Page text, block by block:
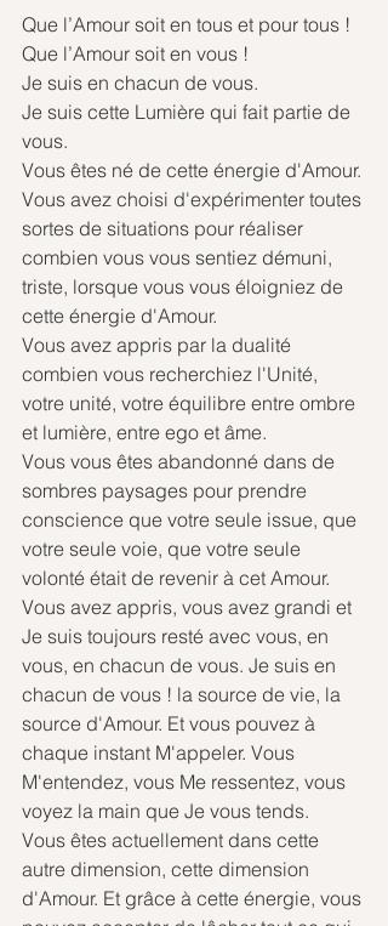
Que l’Amour soit en tous et pour tous !
Que l’Amour soit en vous !
Je suis en chacun de vous.
Je suis cette Lumière qui fait partie de
vous.
Vous êtes né de cette énergie d'Amour.
Vous avez choisi d'expérimenter toutes
sortes de situations pour réaliser
combien vous vous sentiez démuni,
triste, lorsque vous vous éloigniez de
cette énergie d'Amour.
Vous avez appris par la dualité
combien vous recherchiez l'Unité,
votre unité, votre équilibre entre ombre
et lumière, entre ego et âme.
Vous vous êtes abandonné dans de
sombres paysages pour prendre
conscience que votre seule issue, que
votre seule voie, que votre seule
volonté était de revenir à cet Amour.
Vous avez appris, vous avez grandi et
Je suis toujours resté avec vous, en
vous, en chacun de vous. Je suis en
chacun de vous ! la source de vie, la
source d'Amour. Et vous pouvez à
chaque instant M'appeler. Vous
M'entendez, vous Me ressentez, vous
voyez la main que Je vous tends.
Vous êtes actuellement dans cette
autre dimension, cette dimension
d'Amour. Et grâce à cette énergie, vous